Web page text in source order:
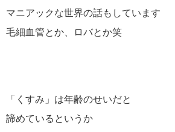
マニアックな世界の話もしています
毛細血管とか、ロバとか笑
「くすみ」は年齢のせいだと
諦めているというか